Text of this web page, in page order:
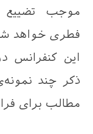
موجب تضییع
فطری خواهد
این
ذکر چند
مطالب برای